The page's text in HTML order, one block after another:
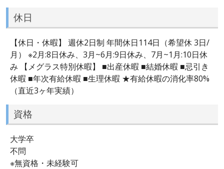
休日
【休日・休暇】 週休2日制 年間休日114日（希望休 3日/
月） ※2月:8日休み、3月~6月:9日休み、7月~1月:10日休
み 【メグラス特別休暇】 ■出産休暇 ■結婚休暇 ■忌引き
休暇 ■年次有給休暇 ■生理休暇 ★有給休暇の消化率80%
（直近3ヶ年実績）
資格
大学卒
不問
※無資格・未経験可